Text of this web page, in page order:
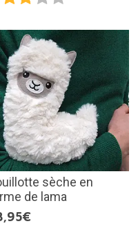
sèche en
de lama